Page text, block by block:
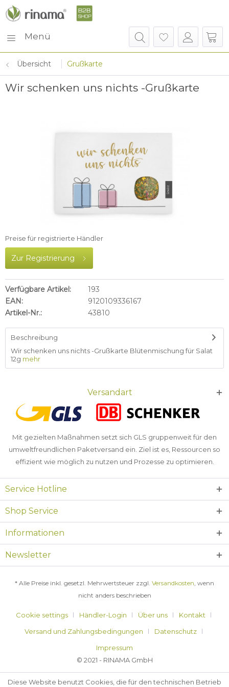
Menü
Übersicht Grußkarte
Wir schenken uns nichts -Grußkarte
Preise für registrierte Händler
Zur Registrierung
Verfügbare Artikel:
193
EAN:
9120109336167
Artikel-Nr.:
43810
Beschreibung
Wir schenken uns nichts -Grußkarte Blütenmischung für Salat
12g mehr
Versandart
Mit gezielten Maßnahmen setzt sich GLS gruppenweit für den
umweltfreundlichen Paketversand ein. Ziel ist es, Ressourcen so
effizient wie möglich zu nutzen und Prozesse zu optimieren.
Service Hotline
Shop Service
Informationen
Newsletter
* Alle Preise inkl. gesetzl. Mehrwertsteuer zzgl. Versandkosten, wenn
nicht anders beschrieben
Cookie settings Händler-Login Über uns
Kontakt
Versand und Zahlungsbedingungen
Datenschutz
Impressum
© 2021 - RINAMA GmbH
Diese Website benutzt Cookies, die für den technischen Betrieb